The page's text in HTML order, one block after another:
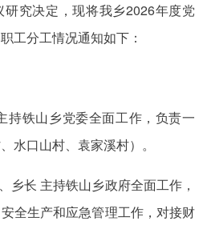
究决定，现将我乡2026年度党
工分工情况通知如下：
持铁山乡党委全面工作，负责一
水口山村、袁家溪村）。
长 主持铁山乡政府全面工作，
全生产和应急管理工作，对接财